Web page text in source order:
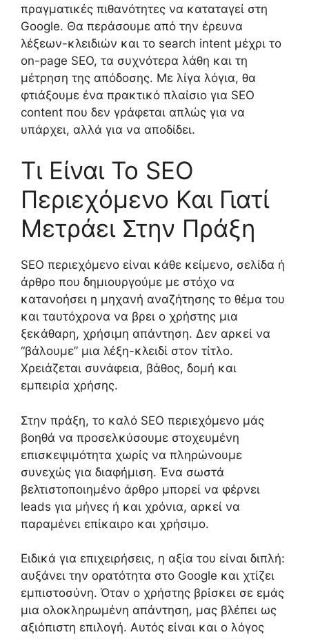
πραγματικές πιθανότητες να καταταγεί στη
Google. Θα περάσουμε από την έρευνα
λέξεων-κλειδιών και το search intent μέχρι το
on-page SEO, τα συχνότερα λάθη και τη
μέτρηση της απόδοσης. Με λίγα λόγια, θα
φτιάξουμε ένα πρακτικό πλαίσιο για SEO
content που δεν γράφεται απλώς για να
υπάρχει, αλλά για να αποδίδει.
Τι Είναι Το SEO
Περιεχόμενο Και Γιατί
Μετράει Στην Πράξη
SEO περιεχόμενο είναι κάθε κείμενο, σελίδα ή
άρθρο που δημιουργούμε με στόχο να
κατανοήσει η μηχανή αναζήτησης το θέμα του
και ταυτόχρονα να βρει ο χρήστης μια
ξεκάθαρη, χρήσιμη απάντηση. Δεν αρκεί να
“βάλουμε” μια λέξη-κλειδί στον τίτλο.
Χρειάζεται συνάφεια, βάθος, δομή και
εμπειρία χρήσης.
Στην πράξη, το καλό SEO περιεχόμενο μάς
βοηθά να προσελκύσουμε στοχευμένη
επισκεψιμότητα χωρίς να πληρώνουμε
συνεχώς για διαφήμιση. Ένα σωστά
βελτιστοποιημένο άρθρο μπορεί να φέρνει
leads για μήνες ή και χρόνια, αρκεί να
παραμένει επίκαιρο και χρήσιμο.
Ειδικά για επιχειρήσεις, η αξία του είναι διπλή:
αυξάνει την ορατότητα στο Google και χτίζει
εμπιστοσύνη. Όταν ο χρήστης βρίσκει σε εμάς
μια ολοκληρωμένη απάντηση, μας βλέπει ως
αξιόπιστη επιλογή. Αυτός είναι και ο λόγος